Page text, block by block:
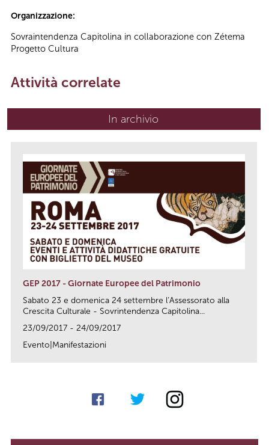
Organizzazione:
Sovraintendenza Capitolina in collaborazione con Zétema
Progetto Cultura
Attività correlate
In archivio
GEP 2017 - Giornate Europee del Patrimonio
Sabato 23 e domenica 24 settembre l’Assessorato alla
Crescita Culturale - Sovrintendenza Capitolina...
23/09/2017 - 24/09/2017
Evento|Manifestazioni